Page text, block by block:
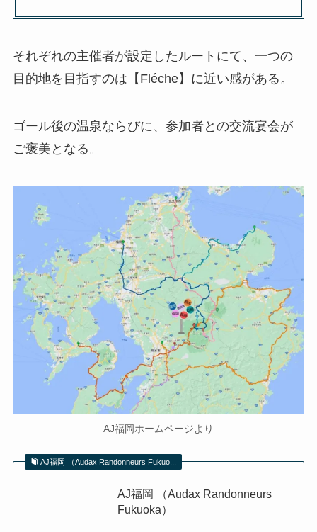
それぞれの主催者が設定したルートにて、一つの
目的地を目指すのは【Fléche】に近い感がある。
ゴール後の温泉ならびに、参加者との交流宴会が
ご褒美となる。
AJ福岡ホームページより
AJ福岡 （Audax Randonneurs Fukuo...
AJ福岡 （Audax Randonneurs
Fukuoka）